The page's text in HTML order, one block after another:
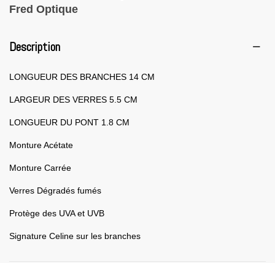
Fred Optique
Description
LONGUEUR DES BRANCHES 14 CM
LARGEUR DES VERRES 5.5 CM
LONGUEUR DU PONT 1.8 CM
Monture Acétate
Monture Carrée
Verres Dégradés fumés
Protège des UVA et UVB
Signature Celine sur les branches